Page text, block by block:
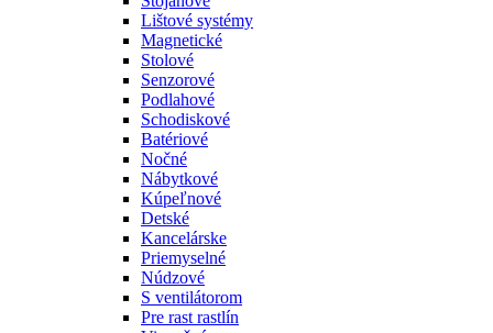
Lištové systémy
Magnetické
Stolové
Senzorové
Podlahové
Schodiskové
Batériové
Nočné
Nábytkové
Kúpeľnové
Detské
Kancelárske
Priemyselné
Núdzové
S ventilátorom
Pre rast rastlín